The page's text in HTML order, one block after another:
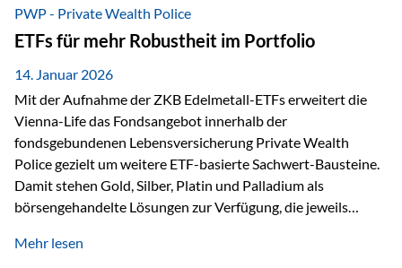
Risikostreuung, Inflationsrobustheit und Stabilisierung. 1)
Die Philosophiefrage: breit oder bewusst? Global investieren
bedeutet: Das Portfolio bildet die Weltmärkte möglichst
breit ab, ohne die…
PWP - Private Wealth Police
ETFs für mehr Robustheit im Portfolio
14. Januar 2026
Mit der Aufnahme der ZKB Edelmetall-ETFs erweitert die
Vienna-Life das Fondsangebot innerhalb der
fondsgebundenen Lebensversicherung Private Wealth
Police gezielt um weitere ETF-basierte Sachwert-Bausteine.
Damit stehen Gold, Silber, Platin und Palladium als
börsengehandelte Lösungen zur Verfügung, die jeweils
dabei nicht auf einzelnen Marktmeinungen, sondern auf
Mehr lesen